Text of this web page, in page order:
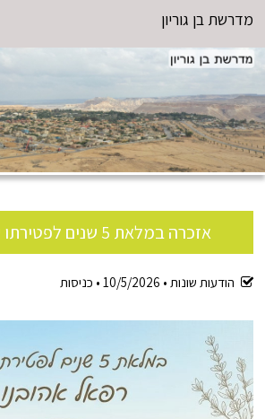
מדרשת בן גוריון
אזכרה במלאת 5 שנים לפטירתו של רפאל לב
הודעות שונות • 10/5/2026
• כניסות